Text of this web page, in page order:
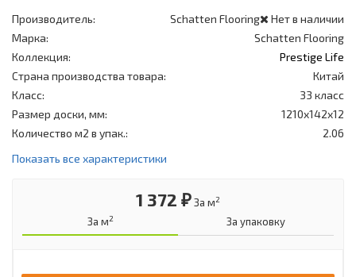
Нет в наличии
Производитель:
Schatten Flooring
Марка:
Schatten Flooring
Коллекция:
Prestige Life
Страна производства товара:
Китай
Класс:
33 класс
Размер доски, мм:
1210x142x12
Количество м2 в упак.:
2.06
Показать все характеристики
1 372 ₽За м2
За м2 За упаковку